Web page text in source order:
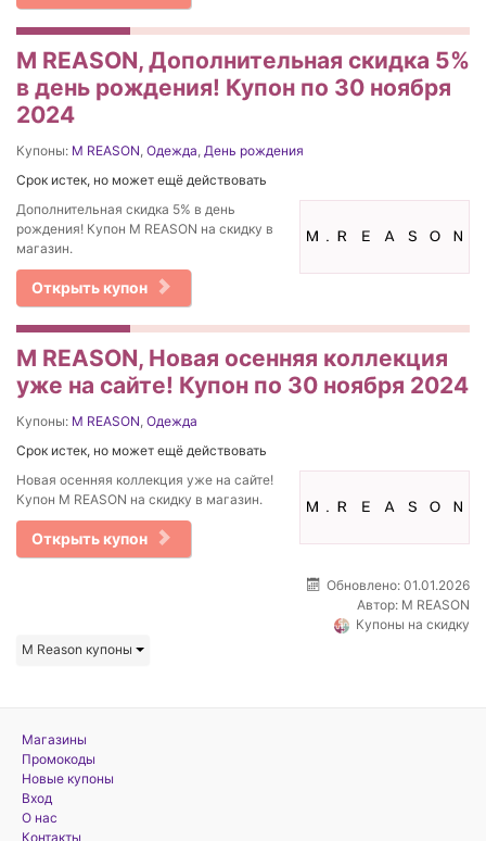
M REASON, Дополнительная скидка 5%
в день рождения! Купон по 30 ноября
2024
Купоны: M REASON, Одежда, День рождения
Срок истек, но может ещё действовать
Дополнительная скидка 5% в день
рождения! Купон M REASON на скидку в
магазин.
Открыть купон
M REASON, Новая осенняя коллекция
уже на сайте! Купон по 30 ноября 2024
Купоны: M REASON, Одежда
Срок истек, но может ещё действовать
Новая осенняя коллекция уже на сайте!
Купон M REASON на скидку в магазин.
Открыть купон
Обновлено: 01.01.2026
Автор: M REASON
Купоны на скидку
M Reason купоны
Магазины
Промокоды
Новые купоны
Вход
О нас
Контакты